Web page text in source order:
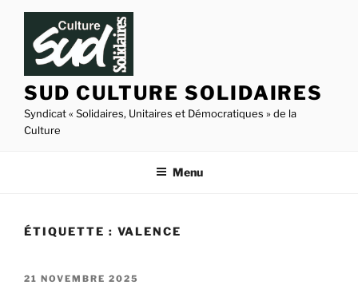
Aller
contenu
principal
SUD CULTURE SOLIDAIRES
Syndicat « Solidaires, Unitaires et Démocratiques » de la
Culture
Menu
ÉTIQUETTE : VALENCE
PUBLIÉ
21 NOVEMBRE 2025